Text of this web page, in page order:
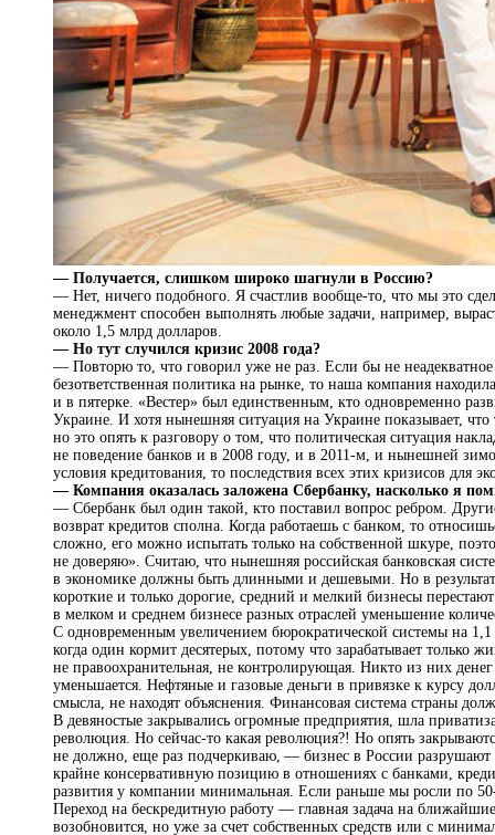
— Получается, слишком широко шагнули в Россию?
— Нет, ничего подобного. Я счастлив вообще-то, что мы это
менеджмент способен выполнять любые задачи, например,
около 1,5 млрд долларов.
— Но тут случился кризис 2008 года?
— Повторю то, что говорил уже не раз. Если бы не
безответственная политика на рынке, то наша компания
и в пятерке. «Вестер» был единственным, кто одновременно
Украине. И хотя нынешняя ситуация на Украине показывает,
но это опять к разговору о том, что политическая ситуация
не поведение банков и в 2008 году, и в 2011-м, и нынешней
условия кредитования, то последствия всех этих кризисов для
— Компания оказалась заложена Сбербанку, насколько я
— Сбербанк был один такой, кто поставил вопрос ребром.
возврат кредитов сполна. Когда работаешь с банком, то
сложно, его можно испытать только на собственной шкуре,
не доверяю». Считаю, что нынешняя российская банковская
в экономике должны быть длинными и дешевыми. Но в
короткие и только дорогие, средний и мелкий бизнесы
в мелком и среднем бизнесе разных отраслей уменьшение
С одновременным увеличением бюрократической системы на
когда один кормит десятерых, потому что зарабатывает только
не правоохранительная, не контролирующая. Никто из них
уменьшается. Нефтяные и газовые деньги в привязке к курсу
смысла, не находят объяснения. Финансовая система страны
В девяностые закрывались огромные предприятия, шла
революция. Но сейчас-то какая революция?! Но опять
не должно, еще раз подчеркиваю, — бизнес в России
крайне консервативную позицию в отношениях с банками,
развития у компании минимальная. Если раньше мы росли по
Переход на бескредитную работу — главная задача на
возобновится, но уже за счет собственных средств или с